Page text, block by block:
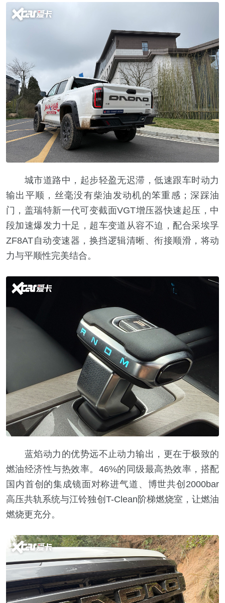
城市道路中，起步轻盈无迟滞，低速跟车时动力
输出平顺，丝毫没有柴油发动机的笨重感；深踩油
门，盖瑞特新一代可变截面VGT增压器快速起压，中
段加速爆发力十足，超车变道从容不迫，配合采埃孚
ZF8AT自动变速器，换挡逻辑清晰、衔接顺滑，将动
力与平顺性完美结合。
蓝焰动力的优势远不止动力输出，更在于极致的
燃油经济性与热效率。46%的同级最高热效率，搭配
国内首创的集成镜面对称进气道、博世共创2000bar
高压共轨系统与江铃独创T-Clean阶梯燃烧室，让燃油
燃烧更充分。